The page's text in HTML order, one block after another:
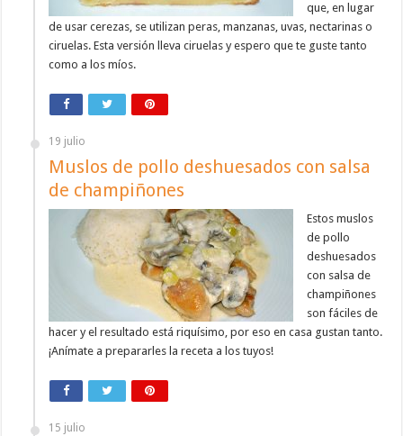
que, en lugar
de usar cerezas, se utilizan peras, manzanas, uvas, nectarinas o
ciruelas. Esta versión lleva ciruelas y espero que te guste tanto
como a los míos.
19 julio
Muslos de pollo deshuesados con salsa
de champiñones
Estos muslos
de pollo
deshuesados
con salsa de
champiñones
son fáciles de
hacer y el resultado está riquísimo, por eso en casa gustan tanto.
¡Anímate a prepararles la receta a los tuyos!
15 julio